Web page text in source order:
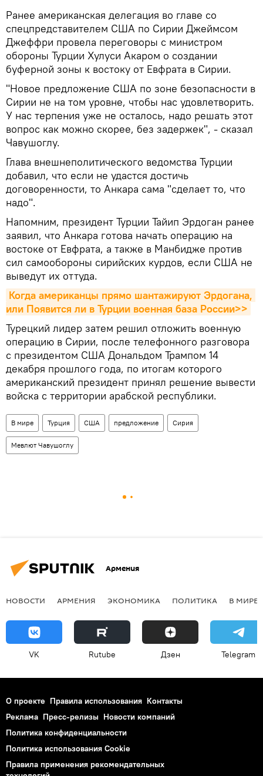
Ранее американская делегация во главе со
спецпредставителем США по Сирии Джеймсом
Джеффри провела переговоры с министром
обороны Турции Хулуси Акаром о создании
буферной зоны к востоку от Евфрата в Сирии.
"Новое предложение США по зоне безопасности в
Сирии не на том уровне, чтобы нас удовлетворить.
У нас терпения уже не осталось, надо решать этот
вопрос как можно скорее, без задержек", - сказал
Чавушоглу.
Глава внешнеполитического ведомства Турции
добавил, что если не удастся достичь
договоренности, то Анкара сама "сделает то, что
надо".
Напомним, президент Турции Тайип Эрдоган ранее
заявил, что Анкара готова начать операцию на
востоке от Евфрата, а также в Манбидже против
сил самообороны сирийских курдов, если США не
выведут их оттуда.
Когда американцы прямо шантажируют Эрдогана,
или Появится ли в Турции военная база России>>
Турецкий лидер затем решил отложить военную
операцию в Сирии, после телефонного разговора
с президентом США Дональдом Трампом 14
декабря прошлого года, по итогам которого
американский президент принял решение вывести
войска с территории арабской республики.
В мире Турция США предложение Сирия
Мевлют Чавушоглу
Армения
НОВОСТИ АРМЕНИЯ ЭКОНОМИКА ПОЛИТИКА В МИРЕ
VK Rutube Дзен Telegram
О проекте Правила использования Контакты
Реклама Пресс-релизы Новости компаний
Политика конфиденциальности
Политика использования Cookie
Правила применения рекомендательных